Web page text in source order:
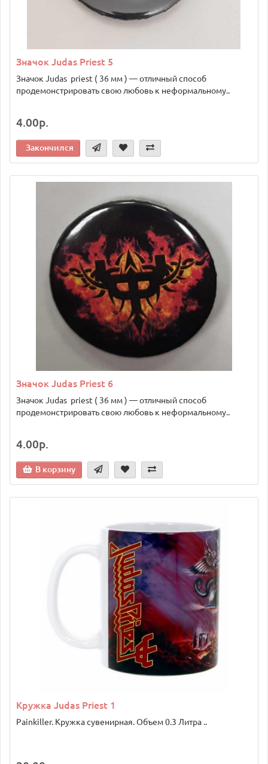
Значок Judas Priest 5
Значок Judas priest ( 36 мм ) — отличный способ
продемонстрировать свою любовь к неформальному..
4.00р.
Закончился
Значок Judas Priest 6
Значок Judas priest ( 36 мм ) — отличный способ
продемонстрировать свою любовь к неформальному..
4.00р.
В корзину
Кружка Judas Priest 1
Painkiller. Кружка сувенирная. Объем 0.3 Литра ..